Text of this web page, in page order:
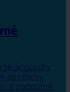
punčochy,
punčochy,
a podpůrné